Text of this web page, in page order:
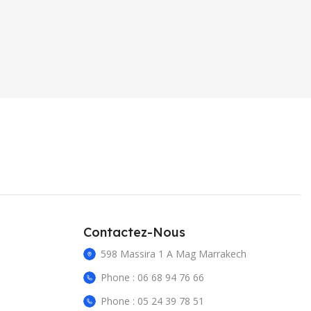
Contactez-Nous
598 Massira 1 A Mag Marrakech
Phone : 06 68 94 76 66
Phone : 05 24 39 78 51